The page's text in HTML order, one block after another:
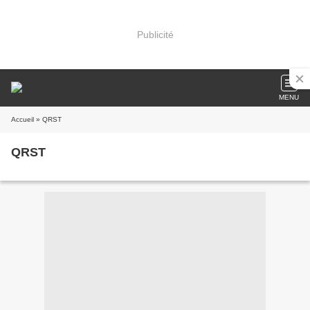
Publicité
MENU
Accueil » QRST
QRST